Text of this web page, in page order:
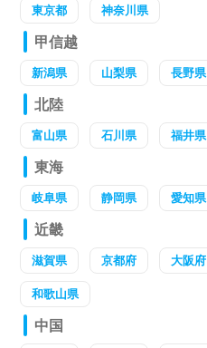
東京都 神奈川県
甲信越
新潟県 山梨県 長野県
北陸
富山県 石川県 福井県
東海
岐阜県 静岡県 愛知県
近畿
滋賀県 京都府 大阪府
和歌山県
中国